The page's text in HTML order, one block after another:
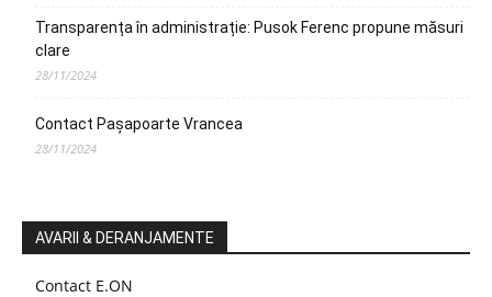
Transparența în administrație: Pusok Ferenc propune măsuri
clare
28/11/2024
Contact Pașapoarte Vrancea
28/11/2024
AVARII & DERANJAMENTE
Contact E.ON